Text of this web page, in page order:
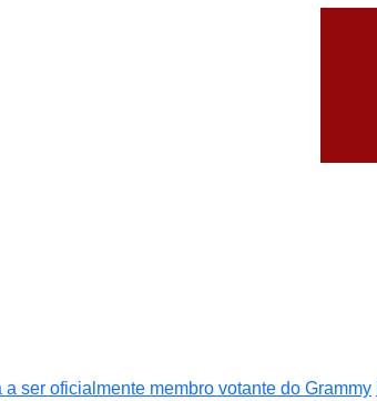
ser oficialmente membro votante do Grammy